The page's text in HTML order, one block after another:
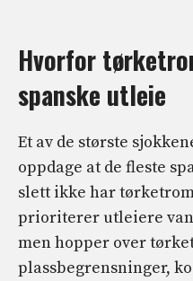
Hvorfor
spanske utleie
Et av de største
oppdage at de fleste
slett ikke har
prioriterer utleiere
men hopper over
plassbegrensninger,